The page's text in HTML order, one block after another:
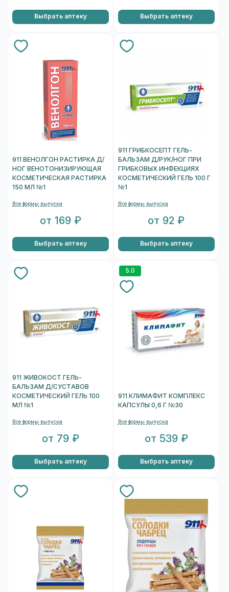
Выбрать аптеку Выбрать аптеку
911 ВЕНОЛГОН РАСТИРКА Д/
НОГ ВЕНОТОНИЗИРУЮЩАЯ
КОСМЕТИЧЕСКАЯ РАСТИРКА
150 МЛ №1
Все формы выпуска
от 169 ₽
Выбрать аптеку
911 ГРИБКОСЕПТ ГЕЛЬ-
БАЛЬЗАМ Д/РУК/НОГ ПРИ
ГРИБКОВЫХ ИНФЕКЦИЯХ
КОСМЕТИЧЕСКИЙ ГЕЛЬ 100 Г
№1
Все формы выпуска
от 92 ₽
Выбрать аптеку
911 ЖИВОКОСТ ГЕЛЬ-
БАЛЬЗАМ Д/СУСТАВОВ
КОСМЕТИЧЕСКИЙ ГЕЛЬ 100
МЛ №1
Все формы выпуска
от 79 ₽
Выбрать аптеку
5.0
911 КЛИМАФИТ КОМПЛЕКС
КАПСУЛЫ 0,6 Г №30
Все формы выпуска
от 539 ₽
Выбрать аптеку